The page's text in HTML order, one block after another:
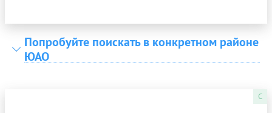
Попробуйте поискать в конкретном районе
ЮАО
C